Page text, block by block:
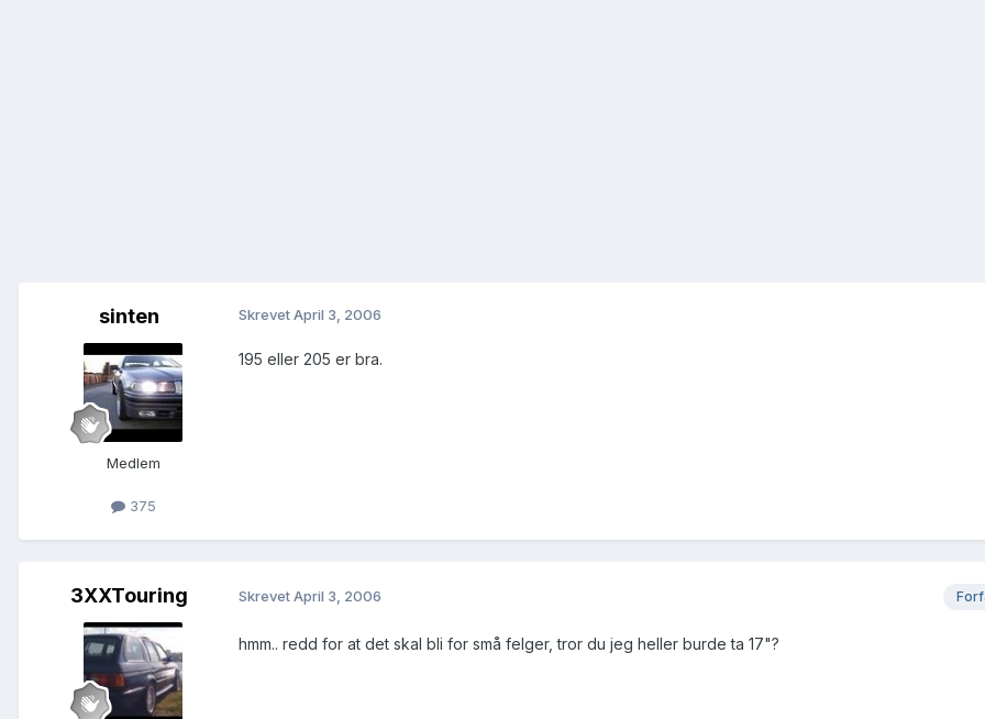
sinten
Medlem
375
SkrevetApril 3, 2006
195 eller 205 er bra.
3XXTouring SkrevetApril 3, 2006
hmm.. redd for at det skal bli for små felger, tror du jeg heller burde ta 17"?